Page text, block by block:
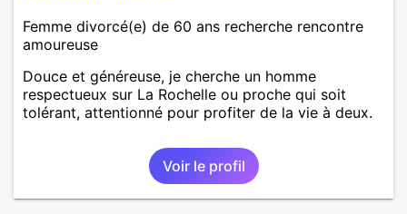
Femme divorcé(e) de 60 ans recherche rencontre
amoureuse
Douce et généreuse, je cherche un homme
respectueux sur La Rochelle ou proche qui soit
tolérant, attentionné pour profiter de la vie à deux.
Voir le profil